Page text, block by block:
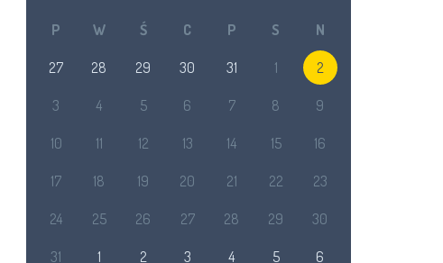
P W Ś C P S N
27 28 29 30 31 1 2
3 4 5 6 7 8 9
10 11 12 13 14 15 16
17 18 19 20 21 22 23
24 25 26 27 28 29 30
31 1 2 3 4 5 6